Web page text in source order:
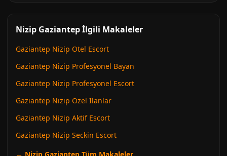
Nizip Gaziantep İlgili Makaleler
Gaziantep Nizip Otel Escort
Gaziantep Nizip Profesyonel Bayan
Gaziantep Nizip Profesyonel Escort
Gaziantep Nizip Ozel Ilanlar
Gaziantep Nizip Aktif Escort
Gaziantep Nizip Seckin Escort